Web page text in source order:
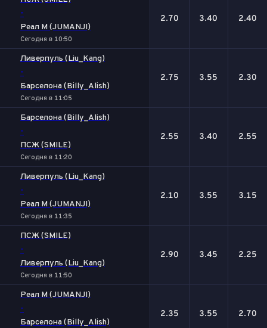
-
Реал М (JUMANJI)
Сегодня в 10:50
2.70 3.40 2.40
Ливерпуль (Liu_Kang)
-
Барселона (Billy_Alish)
Сегодня в 11:05
2.75 3.55 2.30
Барселона (Billy_Alish)
-
ПСЖ (SMILE)
Сегодня в 11:20
2.55 3.40 2.55
Ливерпуль (Liu_Kang)
-
Реал М (JUMANJI)
Сегодня в 11:35
2.10 3.55 3.15
ПСЖ (SMILE)
-
Ливерпуль (Liu_Kang)
Сегодня в 11:50
2.90 3.45 2.25
Реал М (JUMANJI)
-
Барселона (Billy_Alish)
2.35 3.55 2.70